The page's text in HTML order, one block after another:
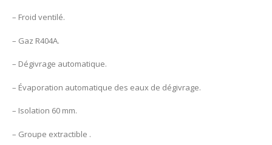
– Froid ventilé.
– Gaz R404A.
– Dégivrage automatique.
– Évaporation automatique des eaux de dégivrage.
– Isolation 60 mm.
– Groupe extractible .